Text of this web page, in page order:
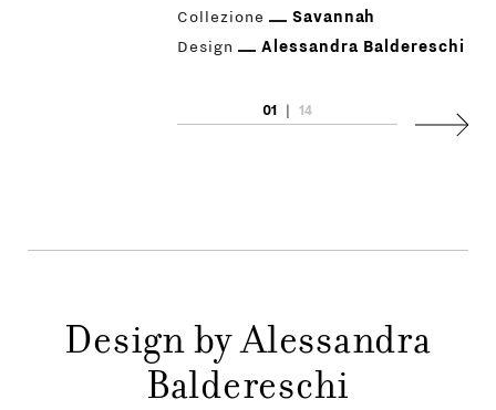
PRINCIPALE
PRODOTTI
STORE
CONTATTI
Collezione
Savannah
Design
Alessandra Baldereschi
01 14
Design by Alessandra
Baldereschi